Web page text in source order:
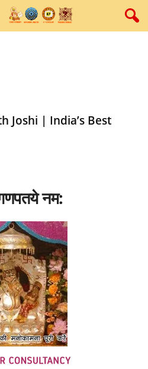
Joshi | India’s Best
नम: